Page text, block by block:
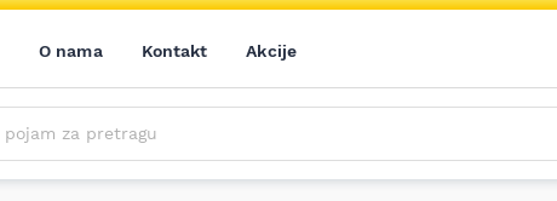
O nama Kontakt Akcije